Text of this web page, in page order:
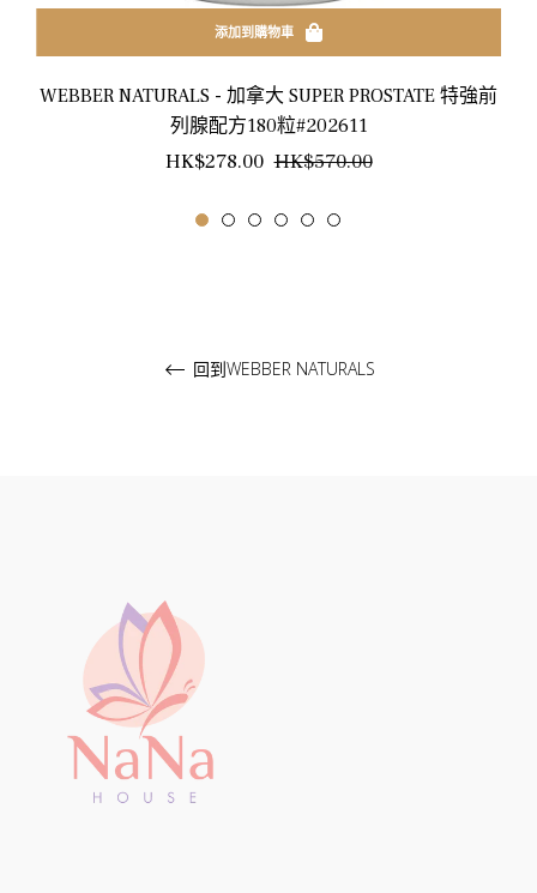
添加到購物車
WEBBER NATURALS - 加拿大 SUPER PROSTATE 特強前
列腺配方180粒#202611
正
HK$278.00 HK$570.00銷
回到WEBBER NATURALS